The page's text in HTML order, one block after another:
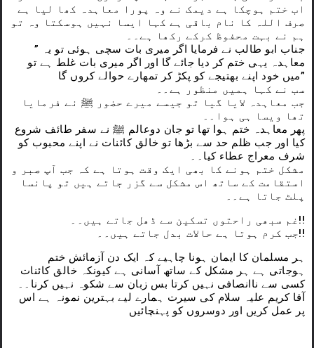
اب ختم ہوچکا ہے دیمک نے وہ پورا معاہدہ کھا لیا ہے
صرف اللہ کا نام باقی ہے کہا ایسا نہیں ہوسکتا وہ تو
ہم نے بہت محفوظ کرکے رکھا ہے۔۔
” جناب ابو طالب نے فرمایا اگر میری بات سچی ہوئی تو یہ
معاہدہ یہی ختم کر دیا جائے گا اور اگر میری بات غلط ہے تو
میں خود اپنے بھتیجے کو پکڑ کر تمھارے حوالے کروں گا”
سب نے کہا ہمیں منظور ہے۔۔
جب معاہدہ لایا گیا تو جیسے میرے حضور ﷺ نے فرمایا
تھا ویسا ہی ہوا۔۔
پھر معاہدہ ختم ہوا تھا تو جان دوعالم ﷺ نے سفر طائف شروع
کیا اور جب ظلم حد سے بڑھا تو خالق کائنات نے اپنے محبوب کو
شرف معراج عطاء کیا۔۔
مشکل ختم ہونے کا بھی ایک وقت ہوتا ہے کہ جب آپ صبر و
استقامت کے ساتھ اس مشکل سے گزر جاتے ہیں تو پانسا
پلٹ جاتا ہے۔۔
غم سبھی راحتوں تسکین سے ڈھل جاتے ہیں۔۔!!
جب کرم ہوتا ہے حالات بدل جاتے ہیں۔۔!!
ہر مسلمان کا ایمان ہونا چاہیے کہ ایک دن آزمائش ختم
ہوجاتی ہے ہر مشکل کے ساتھ آسانی ہے کیونکہ خالق کائنات
کسی سے ناانصافی نہیں کرتا بس زبان سے شکوہ نہیں کرنا۔۔
آقا کریم علیہ سلام کی سیرت ہمارے لیے بہترین نمونہ ہے اس
پر عمل کریں اور دوسروں کو پہنچائیں